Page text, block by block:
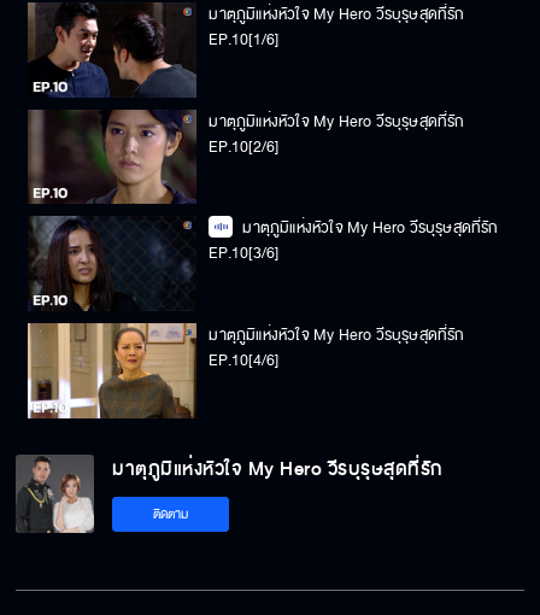
มาตุภูมิแห่งหัวใจ My Hero วีรบุรุษสุดที่รัก
EP.10[1/6]
มาตุภูมิแห่งหัวใจ My Hero วีรบุรุษสุดที่รัก
EP.10[2/6]
มาตุภูมิแห่งหัวใจ My Hero วีรบุรุษสุดที่รัก
EP.10[3/6]
มาตุภูมิแห่งหัวใจ My Hero วีรบุรุษสุดที่รัก
EP.10[4/6]
EP.10[5/6]
มาตุภูมิแห่งหัวใจ My Hero วีรบุรุษสุดที่รัก
ติดตาม